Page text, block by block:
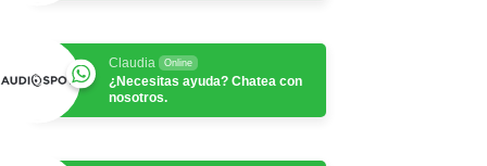
Claudia Online
¿Necesitas ayuda? Chatea con
nosotros.